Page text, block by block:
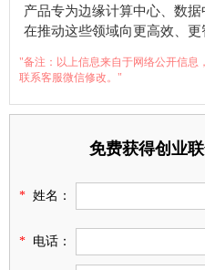
产品专为边缘计算中心、数
在推动这些领域向更高效、更
"备注：以上信息来自于网络公开信息
联系客服微信修改。"
免费获得创业
* 姓名：
* 电话：